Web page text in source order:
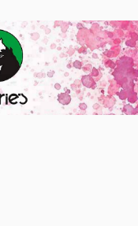
不合格率7.0%，主要涉及
业。